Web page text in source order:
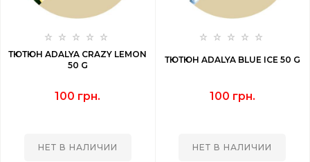
ТЮТЮН ADALYA CRAZY LEMON
50 G
100 грн.
НЕТ В НАЛИЧИИ
ТЮТЮН ADALYA BLUE ICE 50 G
100 грн.
НЕТ В НАЛИЧИИ